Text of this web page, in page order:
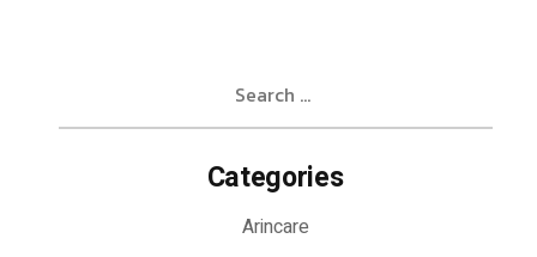
Categories
Arincare